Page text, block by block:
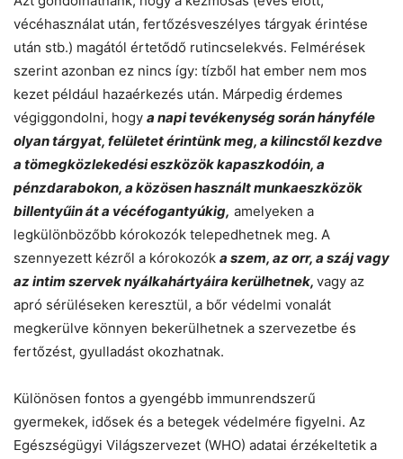
vécéhasználat után, fertőzésveszélyes tárgyak érintése
után stb.) magától értetődő rutincselekvés. Felmérések
szerint azonban ez nincs így: tízből hat ember nem mos
kezet például hazaérkezés után. Márpedig érdemes
végiggondolni, hogy a napi tevékenység során hányféle
olyan tárgyat, felületet érintünk meg, a kilincstől kezdve
a tömegközlekedési eszközök kapaszkodóin, a
pénzdarabokon, a közösen használt munkaeszközök
billentyűin át a vécéfogantyúkig, amelyeken a
legkülönbözőbb kórokozók telepedhetnek meg. A
szennyezett kézről a kórokozók a szem, az orr, a száj vagy
az intim szervek nyálkahártyáira kerülhetnek, vagy az
apró sérüléseken keresztül, a bőr védelmi vonalát
megkerülve könnyen bekerülhetnek a szervezetbe és
fertőzést, gyulladást okozhatnak.
Különösen fontos a gyengébb immunrendszerű
gyermekek, idősek és a betegek védelmére figyelni. Az
Egészségügyi Világszervezet (WHO) adatai érzékeltetik a